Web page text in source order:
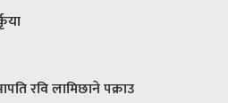
रवि लामिछाने पक्राउ